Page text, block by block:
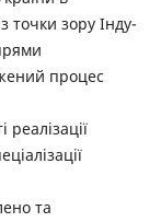
точки зору Інду-
процес
реалізації
та